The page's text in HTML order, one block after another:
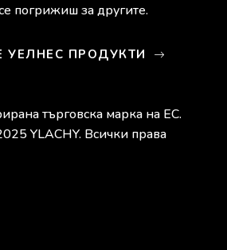
погрижиш за другите.
УЕЛНЕС ПРОДУКТИ
търговска марка на ЕС.
YLACHY. Всички права